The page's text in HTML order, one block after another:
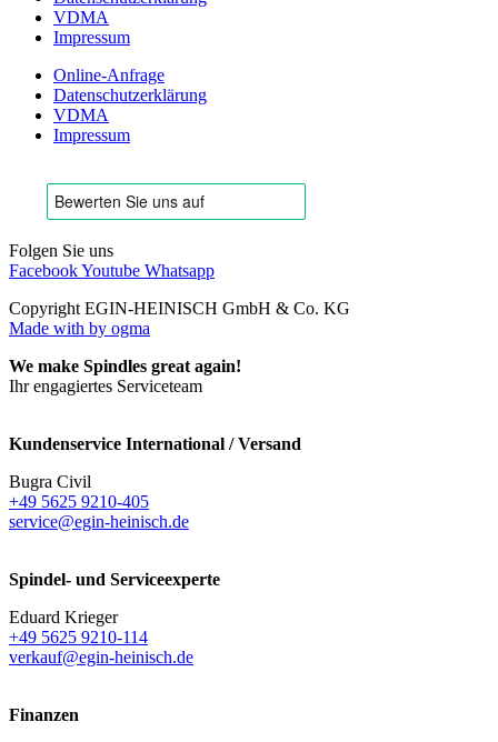
VDMA
Impressum
Online-Anfrage
Datenschutzerklärung
VDMA
Impressum
Folgen Sie uns
FacebookYoutube Whatsapp
Copyright EGIN-HEINISCH GmbH & Co. KG
Made with by ogma
We make Spindles great again!
Ihr engagiertes Serviceteam
Kundenservice International / Versand
Bugra Civil
+49 5625 9210-405
service@egin-heinisch.de
Spindel- und Serviceexperte
Eduard Krieger
+49 5625 9210-114
verkauf@egin-heinisch.de
Finanzen